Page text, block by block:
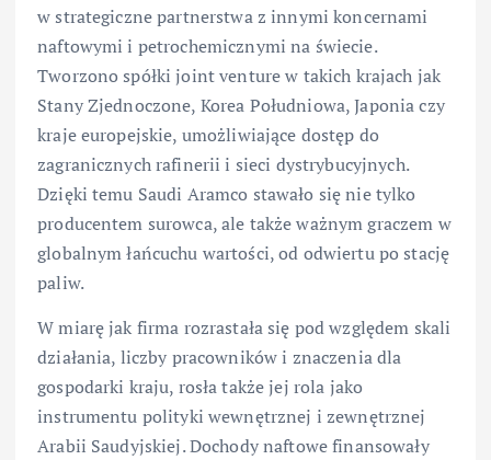
w strategiczne partnerstwa z innymi koncernami
naftowymi i petrochemicznymi na świecie.
Tworzono spółki joint venture w takich krajach jak
Stany Zjednoczone, Korea Południowa, Japonia czy
kraje europejskie, umożliwiające dostęp do
zagranicznych rafinerii i sieci dystrybucyjnych.
Dzięki temu Saudi Aramco stawało się nie tylko
producentem surowca, ale także ważnym graczem w
globalnym łańcuchu wartości, od odwiertu po stację
paliw.
W miarę jak firma rozrastała się pod względem skali
działania, liczby pracowników i znaczenia dla
gospodarki kraju, rosła także jej rola jako
instrumentu polityki wewnętrznej i zewnętrznej
Arabii Saudyjskiej. Dochody naftowe finansowały